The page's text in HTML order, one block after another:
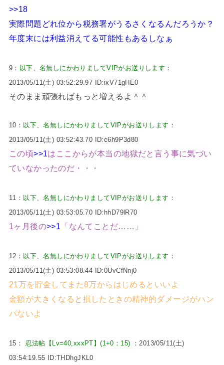
>>18
実際問題どれ位から税務署がうるさくなるんだろうか？
年度末には利益消えてる可能性もあるしなぁ
9： 以下、名無しにかわりましてVIPがお送りします ：
2013/05/11(土) 03:52:29.97 ID:ixV71gHE0
そのまま頑張ればもっと増えるよ＾＾
10： 以下、名無しにかわりましてVIPがお送りします ：
2013/05/11(土) 03:52:43.70 ID:c6h9P3d80
この頃>>1 はここからが本当の地獄だと言う事に気づい
ていなかったのだ・・・
11： 以下、名無しにかわりましてVIPがお送りします ：
2013/05/11(土) 03:53:05.70 ID:hhD79lR70
1ヶ月後の>>1 「なんてことだ……」
12： 以下、名無しにかわりましてVIPがお送りします ：
2013/05/11(土) 03:53:08.44 ID:0UvCfNnj0
21万を貯金してまた8万からはじめるといいよ
金額が大きくなると損したときの精神的ダメージがハン
パないよ
15： 忍法帖【Lv=40,xxxPT】(1+0：15)
：2013/05/11(土)
03:54:19.55 ID:THDhgJKL0